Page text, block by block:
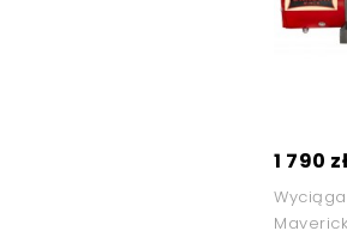
1 790 zł